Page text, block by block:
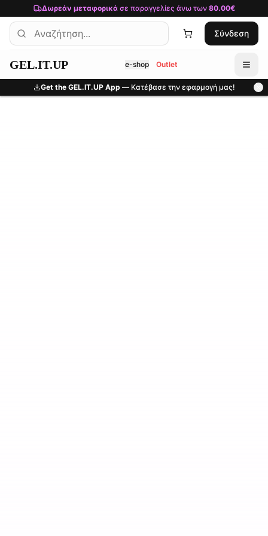
Μετάβαση στο κύριο περιεχόμενο
Δωρεάν μεταφορικάσε παραγγελίες άνω των 80.00€
Σύνδεση
GEL.IT.UP e-shop Outlet
Get the GEL.IT.UP App — Κατέβασε την εφαρμογή μας!